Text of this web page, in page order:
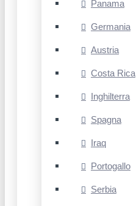
Panama
Germania
Austria
Costa Rica
Inghilterra
Spagna
Iraq
Portogallo
Serbia